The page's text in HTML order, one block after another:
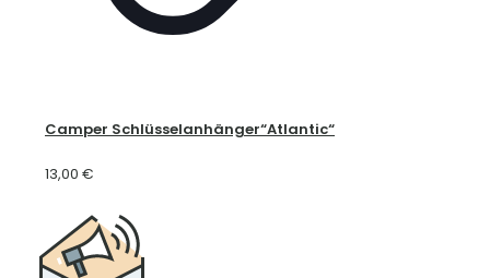
Camper Schlüsselanhänger“Atlantic“
13,00 €